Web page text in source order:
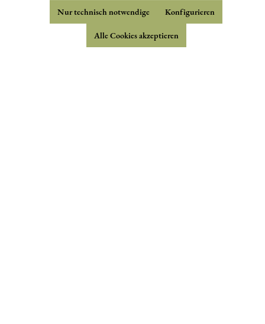
Anfahrt / KarteNur technisch notwendige Konfigurieren
Alle Cookies akzeptieren